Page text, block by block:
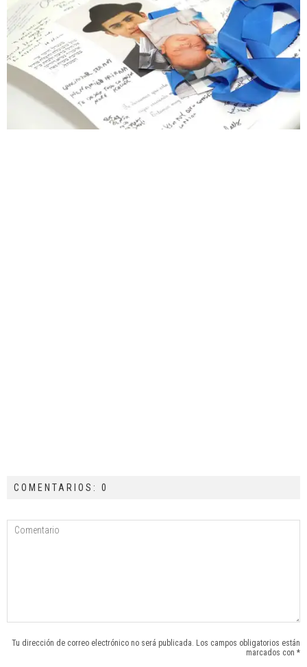
COMENTARIOS: 0
Tu dirección de correo electrónico no será publicada. Los campos obligatorios están
marcados con *